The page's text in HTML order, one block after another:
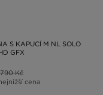
S KAPUCÍ M NL SOLO
GFX
Kč
cena